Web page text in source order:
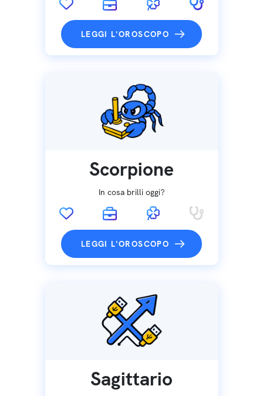
LEGGI L'OROSCOPO
Scorpione
In cosa brilli oggi?
LEGGI L'OROSCOPO
Sagittario